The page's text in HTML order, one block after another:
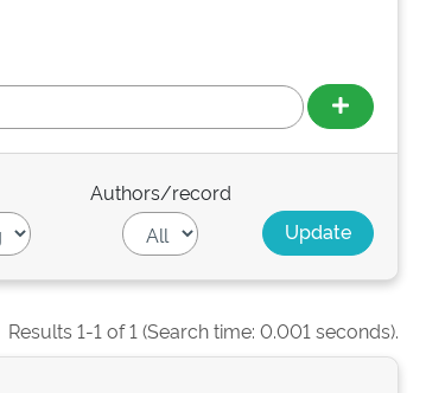
Authors/record
Results 1-1 of 1 (Search time: 0.001 seconds).